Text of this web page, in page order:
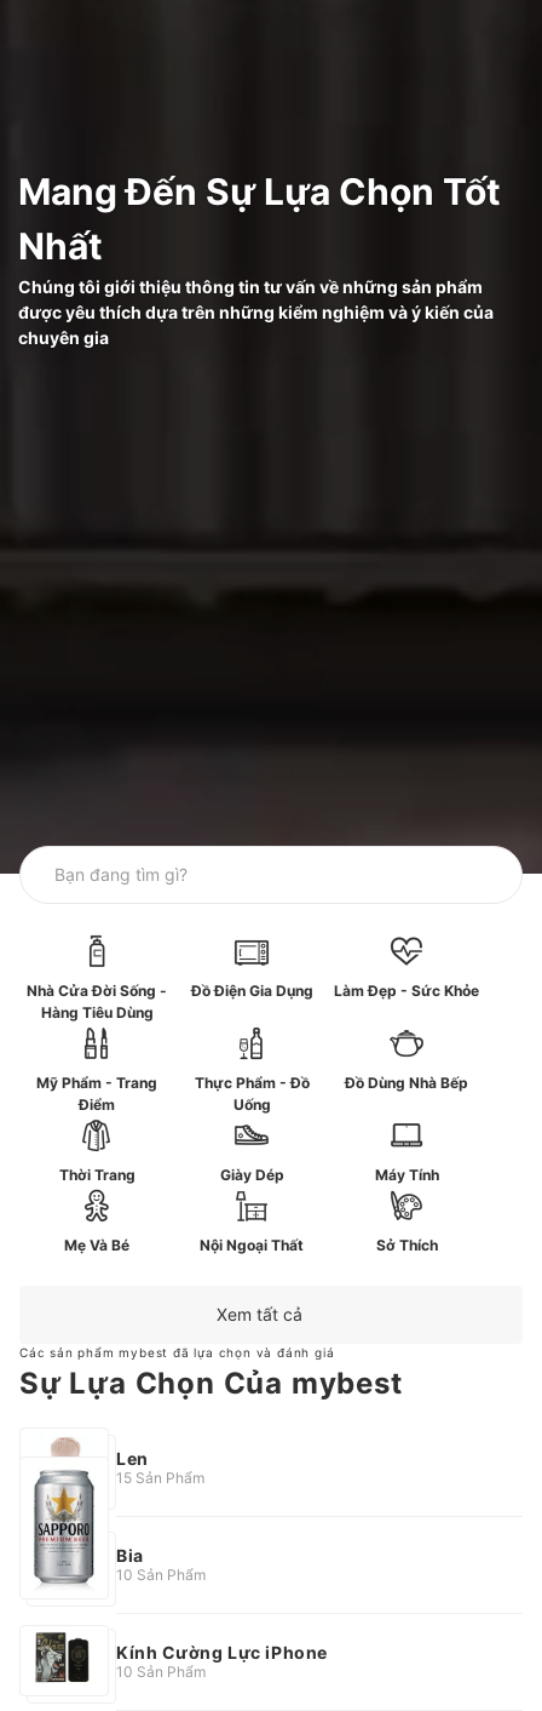
Mang Đến Sự Lựa Chọn Tốt
Nhất
Chúng tôi giới thiệu thông tin tư vấn về những sản phẩm
được yêu thích dựa trên những kiểm nghiệm và ý kiến của
chuyên gia
Nhà Cửa Đời Sống -
Hàng Tiêu Dùng
Đồ Điện Gia Dụng Làm Đẹp - Sức Khỏe
Mỹ Phẩm - Trang
Điểm
Thực Phẩm - Đồ
Uống
Đồ Dùng Nhà Bếp
Thời Trang Giày Dép Máy Tính
Mẹ Và Bé Nội Ngoại Thất Sở Thích
Xem tất cả
Các sản phẩm mybest đã lựa chọn và đánh giá
Sự Lựa Chọn Của mybest
Len
15 Sản Phẩm
Bia
10 Sản Phẩm
Kính Cường Lực iPhone
10 Sản Phẩm